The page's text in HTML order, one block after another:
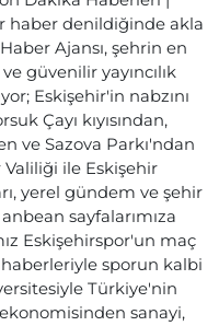
haber denildiğinde akla
Ajansı, şehrin en
güvenilir yayıncılık
Eskişehir'in nabzını
Çayı kıyısından,
ve Sazova Parkı'ndan
Valiliği ile Eskişehir
yerel gündem ve şehir
sayfalarımıza
Eskişehirspor'un maç
sporun kalbi
Türkiye'nin
sanayi,